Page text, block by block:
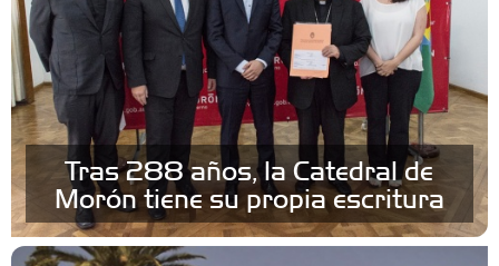
Tras 288 años, la Catedral de
Morón tiene su propia escritura